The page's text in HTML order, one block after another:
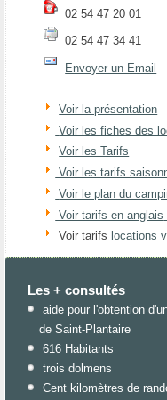
02 54 47 20 01
02 54 47 34 41
Envoyer un Email
Voir la présentation
Voir les fiches des
Voir les Tarifs
Voir les tarifs
Voir le plan du
Voir tarifs en anglais
Voir tarifs locations
Les + consultés
aide pour l'obtention
de Saint-Plantaire
616 Habitants
trois dolmens
Cent kilomètres de